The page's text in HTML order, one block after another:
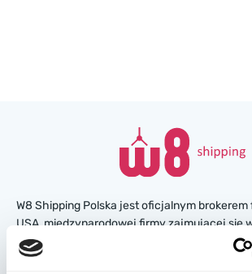
W8 Shipping Polska jest oficjalnym brokerem
USA, międzynarodowej firmy zajmującej się
samochodów z USA. Jesteśmy znani i
klientów na całym świecie. Kupuj samochody